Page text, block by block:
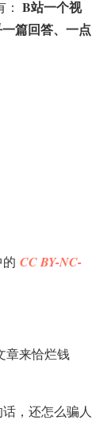
B站一个视
篇回答、一点
CC BY-NC-
章来恰烂钱
，还怎么骗人